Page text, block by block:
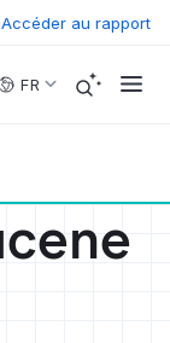
Wave™ : Plateformes
Accéder au rapport
FR